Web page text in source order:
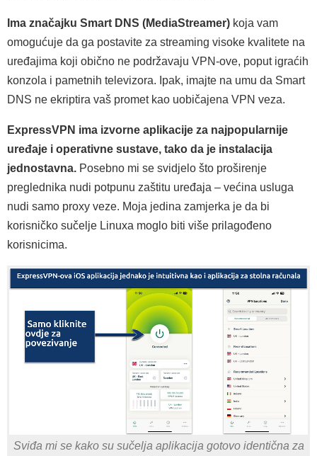
Ima značajku Smart DNS (MediaStreamer) koja vam
omogućuje da ga postavite za streaming visoke kvalitete na
uređajima koji obično ne podržavaju VPN-ove, poput igraćih
konzola i pametnih televizora. Ipak, imajte na umu da Smart
DNS ne ekriptira vaš promet kao uobičajena VPN veza.
ExpressVPN ima izvorne aplikacije za najpopularnije
uređaje i operativne sustave, tako da je instalacija
jednostavna. Posebno mi se svidjelo što proširenje
preglednika nudi potpunu zaštitu uređaja – većina usluga
nudi samo proxy veze. Moja jedina zamjerka je da bi
korisničko sučelje Linuxa moglo biti više prilagođeno
korisnicima.
Sviđa mi se kako su sučelja aplikacija gotovo identična za